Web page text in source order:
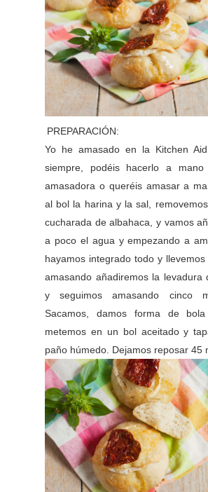
PREPARACIÓN:
Yo he amasado en la Kitchen
siempre, podéis hacerlo a
amasadora o queréis amasar a
al bol la harina y la sal,
cucharada de albahaca, y vamos
a poco el agua y empezando a
hayamos integrado todo y
amasando añadiremos la levadura
y seguimos amasando cinco
Sacamos, damos forma de
metemos en un bol aceitado y
paño húmedo. Dejamos reposar 45